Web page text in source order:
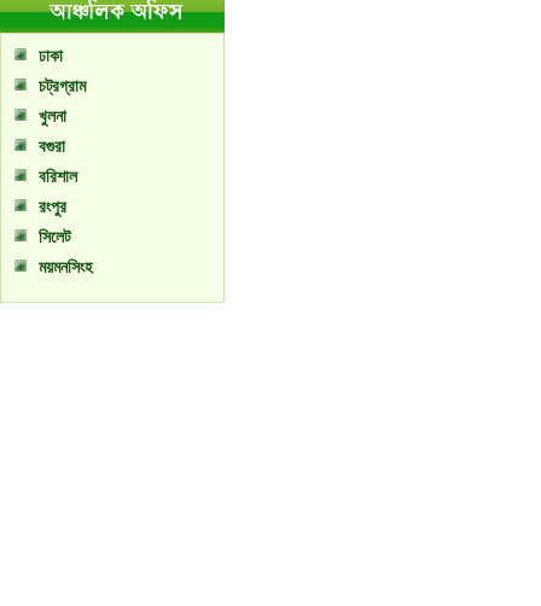
ঢাকা
চট্রগ্রাম
খুলনা
বগুরা
বরিশাল
রংপুর
সিলেট
ময়মনসিংহ